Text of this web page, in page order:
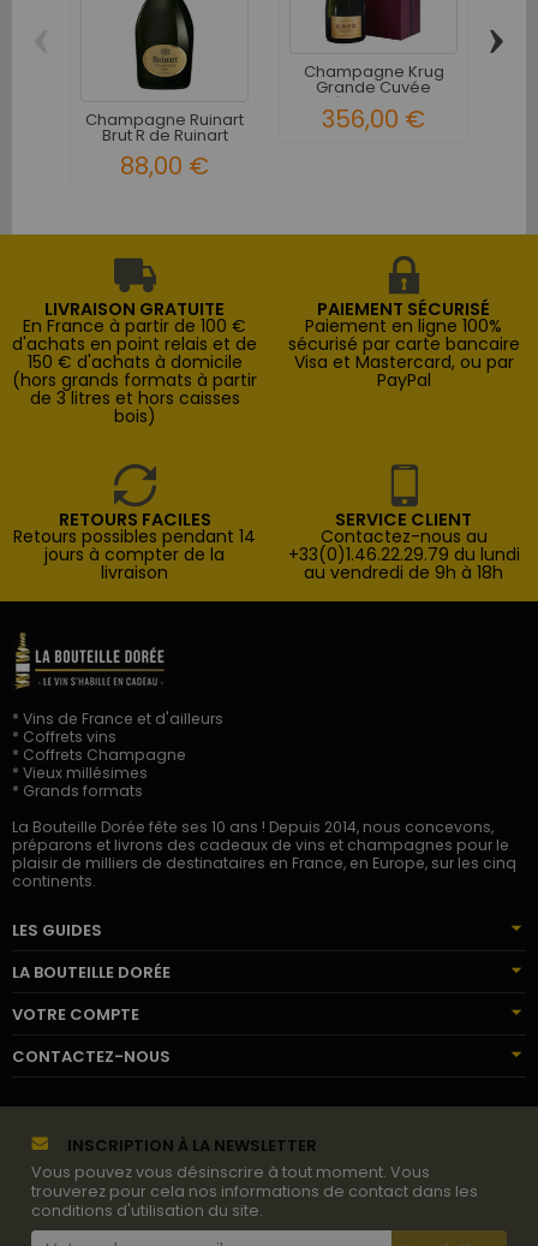
Champagne Ruinart
Brut R de Ruinart
88,00 €
Champagne Krug
Grande Cuvée
173ème Edition...
356,00 €
›
LIVRAISON GRATUITE
En France à partir de 100 €
d'achats en point relais et de
150 € d'achats à domicile
(hors grands formats à partir
de 3 litres et hors caisses
bois)
PAIEMENT SÉCURISÉ
Paiement en ligne 100%
sécurisé par carte bancaire
Visa et Mastercard, ou par
PayPal
RETOURS FACILES
Retours possibles pendant 14
jours à compter de la
livraison
SERVICE CLIENT
Contactez-nous au
+33(0)1.46.22.29.79 du lundi
au vendredi de 9h à 18h
* Vins de France et d'ailleurs
* Coffrets vins
* Coffrets Champagne
* Vieux millésimes
* Grands formats
La Bouteille Dorée fête ses 10 ans ! Depuis 2014, nous concevons,
préparons et livrons des cadeaux de vins et champagnes pour le
plaisir de milliers de destinataires en France, en Europe, sur les cinq
continents.
LES GUIDES
LA BOUTEILLE DORÉE
VOTRE COMPTE
CONTACTEZ-NOUS
INSCRIPTION À LA NEWSLETTER
Vous pouvez vous désinscrire à tout moment. Vous
trouverez pour cela nos informations de contact dans les
conditions d'utilisation du site.